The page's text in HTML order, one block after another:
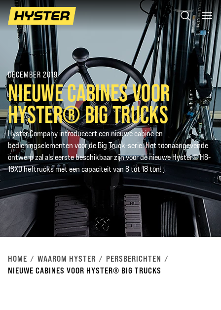
DECEMBER 2019
NIEUWE CABINES VOOR
HYSTER® BIG TRUCKS
Hyster Company introduceert een nieuwe cabine en
bedieningselementen voor de Big Truck-serie. Het toonaangevende
ontwerp zal als eerste beschikbaar zijn voor de nieuwe Hyster® H8-
18XD heftrucks met een capaciteit van 8 tot 18 ton.
HOME WAAROM HYSTER
PERSBERICHTEN
NIEUWE CABINES VOOR HYSTER® BIG TRUCKS